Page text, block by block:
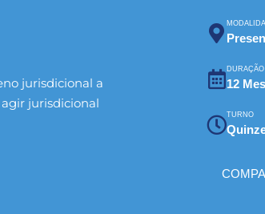
jurisdicional a
jurisdicional
DURAÇÃO
12
TURNO